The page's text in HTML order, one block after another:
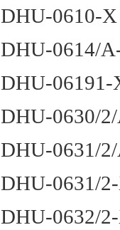
DHU-0610-
DHU-0614/
DHU-06191-
DHU-0630/
DHU-0631/
DHU-0631/
DHU-0632/